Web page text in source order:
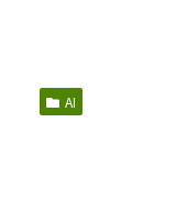
AI